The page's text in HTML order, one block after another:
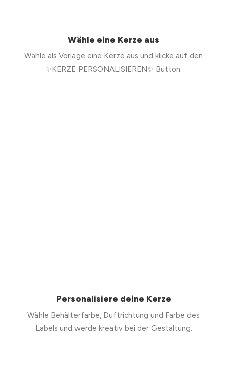
Wähle eine Kerze aus
Wähle als Vorlage eine Kerze aus und klicke auf den
✨KERZE PERSONALISIEREN✨ Button.
Personalisiere deine Kerze
Wähle Behälterfarbe, Duftrichtung und Farbe des
Labels und werde kreativ bei der Gestaltung.